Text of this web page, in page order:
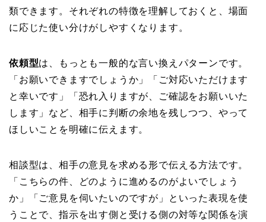
類できます。それぞれの特徴を理解しておくと、場面
に応じた使い分けがしやすくなります。
依頼型は、もっとも一般的な言い換えパターンです。
「お願いできますでしょうか」「ご対応いただけます
と幸いです」「恐れ入りますが、ご確認をお願いいた
します」など、相手に判断の余地を残しつつ、やって
ほしいことを明確に伝えます。
相談型は、相手の意見を求める形で伝える方法です。
「こちらの件、どのように進めるのがよいでしょう
か」「ご意見を伺いたいのですが」といった表現を使
うことで、指示を出す側と受ける側の対等な関係を演